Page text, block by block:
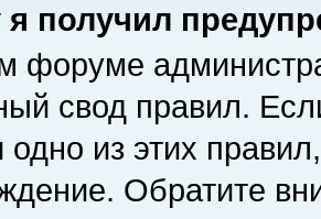
я получил
форуме
свод правил.
из этих
Обратите